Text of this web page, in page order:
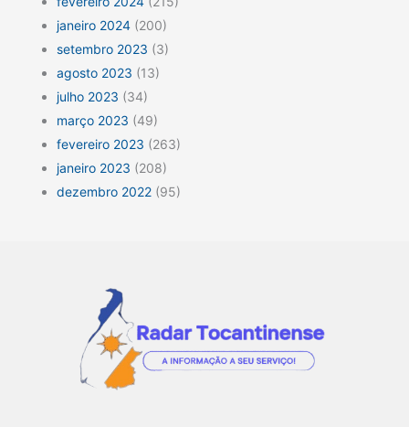
janeiro 2024 (200)
setembro 2023 (3)
agosto 2023 (13)
julho 2023 (34)
março 2023 (49)
fevereiro 2023 (263)
janeiro 2023 (208)
dezembro 2022 (95)